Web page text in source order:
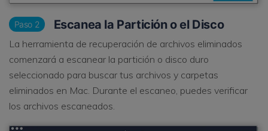
Paso 2 Escanea la Partición o el Disco
La herramienta de recuperación de archivos eliminados
comenzará a escanear la partición o disco duro
seleccionado para buscar tus archivos y carpetas
eliminados en Mac. Durante el escaneo, puedes verificar
los archivos escaneados.